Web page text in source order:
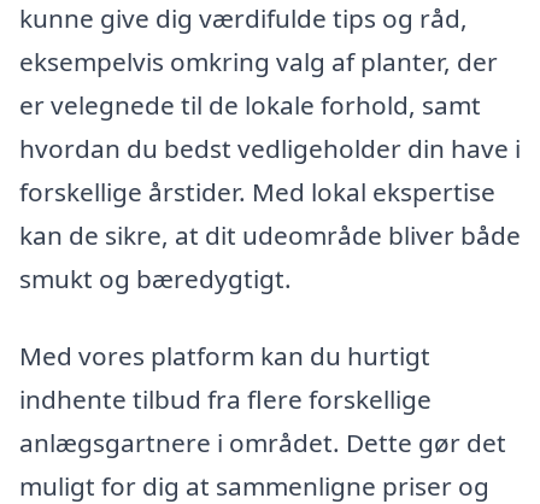
kunne give dig værdifulde tips og råd,
eksempelvis omkring valg af planter, der
er velegnede til de lokale forhold, samt
hvordan du bedst vedligeholder din have i
forskellige årstider. Med lokal ekspertise
kan de sikre, at dit udeområde bliver både
smukt og bæredygtigt.
Med vores platform kan du hurtigt
indhente tilbud fra flere forskellige
anlægsgartnere i området. Dette gør det
muligt for dig at sammenligne priser og